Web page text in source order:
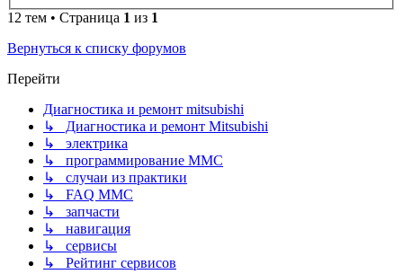
12 тем • Страница 1 из 1
Вернуться к списку форумов
Перейти
Диагностика и ремонт mitsubishi
↳ Диагностика и ремонт Mitsubishi
↳ электрика
↳ программирование MMC
↳ случаи из практики
↳ FAQ MMC
↳ запчасти
↳ навигация
↳ сервисы
↳ Рейтинг сервисов